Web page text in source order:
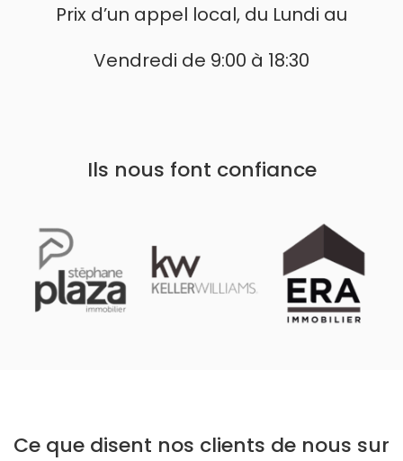
Prix d’un appel local, du Lundi au
Vendredi de 9:00 à 18:30
Ils nous font confiance
Ce que disent nos clients de nous sur